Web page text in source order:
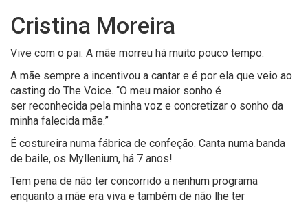
Cristina Moreira
Vive com o pai. A mãe morreu há muito pouco tempo.
A mãe sempre a incentivou a cantar e é por ela que veio ao
casting do The Voice. “O meu maior sonho é
ser reconhecida pela minha voz e concretizar o sonho da
minha falecida mãe.”
É costureira numa fábrica de confeção. Canta numa banda
de baile, os Myllenium, há 7 anos!
Tem pena de não ter concorrido a nenhum programa
enquanto a mãe era viva e também de não lhe ter